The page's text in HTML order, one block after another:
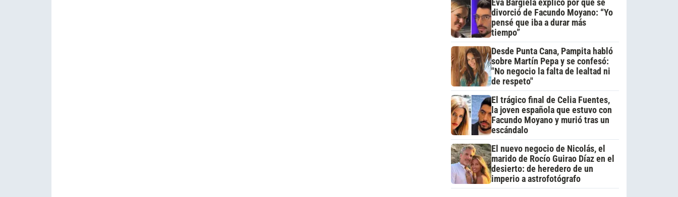
Eva Bargiela explicó por qué se
divorció de Facundo Moyano: “Yo
pensé que iba a durar más
tiempo”
Desde Punta Cana, Pampita habló
sobre Martín Pepa y se confesó:
"No negocio la falta de lealtad ni
de respeto"
El trágico final de Celia Fuentes,
la joven española que estuvo con
Facundo Moyano y murió tras un
escándalo
El nuevo negocio de Nicolás, el
marido de Rocío Guirao Díaz en el
desierto: de heredero de un
imperio a astrofotógrafo